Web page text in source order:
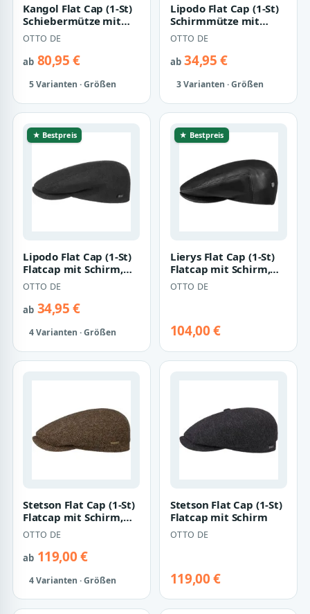
Kangol Flat Cap (1-St)
Schiebermütze mit
Schirm
OTTO DE
ab80,95 €
5 Varianten · Größen
Lipodo Flat Cap (1-St)
Schirmmütze mit
Schirm, Made in Italy
OTTO DE
ab34,95 €
3 Varianten · Größen
★ Bestpreis
Lipodo Flat Cap (1-St)
Flatcap mit Schirm,
Made in Italy
OTTO DE
ab34,95 €
4 Varianten · Größen
★ Bestpreis
Lierys Flat Cap (1-St)
Flatcap mit Schirm,
Made in Italy
OTTO DE
104,00 €
Stetson Flat Cap (1-St)
Flatcap mit Schirm,
Made in the EU
OTTO DE
ab119,00 €
4 Varianten · Größen
Stetson Flat Cap (1-St)
Flatcap mit Schirm
OTTO DE
119,00 €